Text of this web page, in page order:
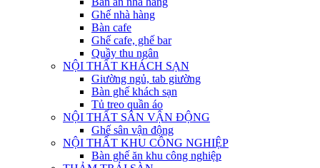
Ghế nhà hàng
Bàn cafe
Ghế cafe, ghế bar
Quầy thu ngân
NỘI THẤT KHÁCH SẠN
Giường ngủ, tab giường
Bàn ghế khách sạn
Tủ treo quần áo
NỘI THẤT SÂN VẬN ĐỘNG
Ghế sân vận động
NỘI THẤT KHU CÔNG NGHIỆP
Bàn ghế ăn khu công nghiệp